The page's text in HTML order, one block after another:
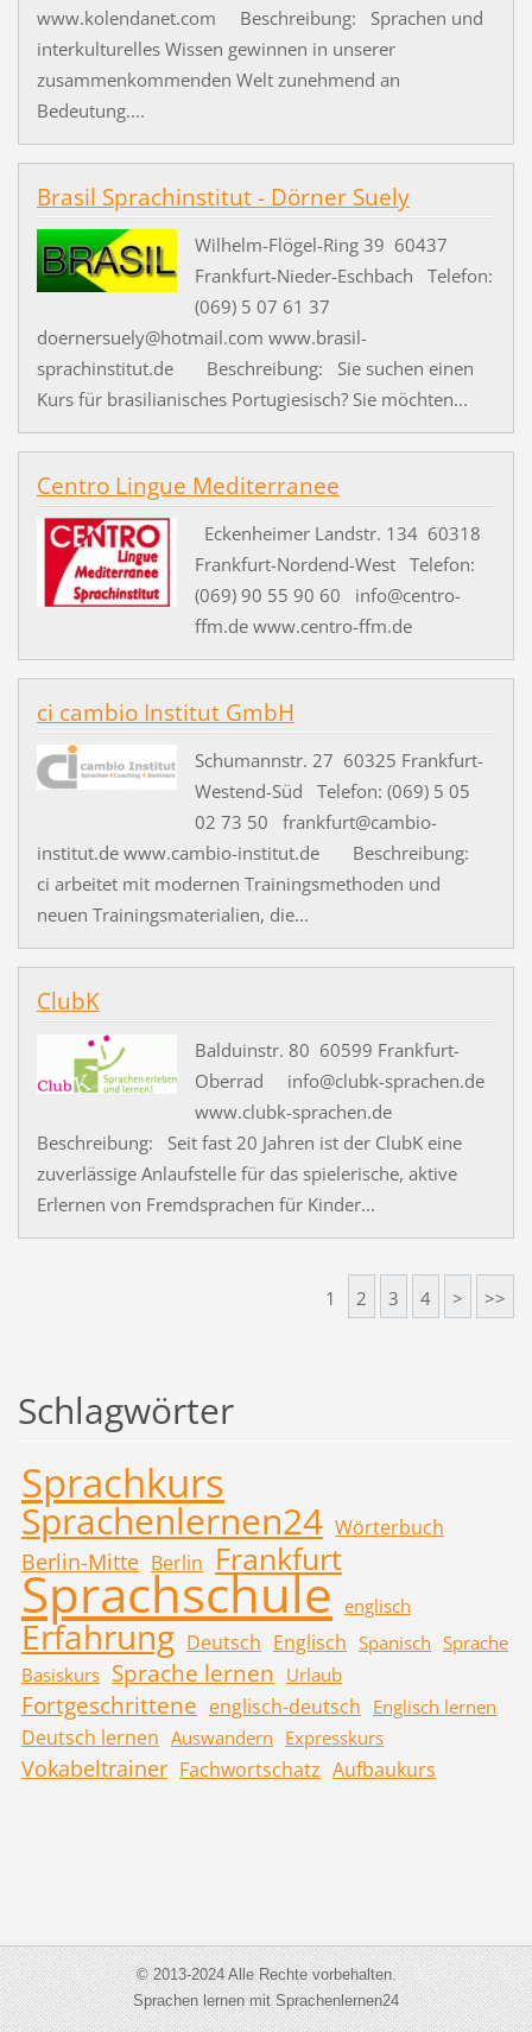
www.kolendanet.com Beschreibung: Sprachen und
interkulturelles Wissen gewinnen in unserer
zusammenkommenden Welt zunehmend an
Bedeutung....
Brasil Sprachinstitut - Dörner Suely
Wilhelm-Flögel-Ring 39 60437
Frankfurt-Nieder-Eschbach Telefon:
(069) 5 07 61 37
doernersuely@hotmail.com www.brasil-
sprachinstitut.de Beschreibung: Sie suchen einen
Kurs für brasilianisches Portugiesisch? Sie möchten...
Centro Lingue Mediterranee
Eckenheimer Landstr. 134 60318
Frankfurt-Nordend-West Telefon:
(069) 90 55 90 60 info@centro-
ffm.de www.centro-ffm.de
ci cambio Institut GmbH
Schumannstr. 27 60325 Frankfurt-
Westend-Süd Telefon: (069) 5 05
02 73 50 frankfurt@cambio-
institut.de www.cambio-institut.de Beschreibung:
ci arbeitet mit modernen Trainingsmethoden und
neuen Trainingsmaterialien, die...
ClubK
Balduinstr. 80 60599 Frankfurt-
Oberrad info@clubk-sprachen.de
www.clubk-sprachen.de
Beschreibung: Seit fast 20 Jahren ist der ClubK eine
zuverlässige Anlaufstelle für das spielerische, aktive
Erlernen von Fremdsprachen für Kinder...
1 2 3 4 > >>
Schlagwörter
Sprachkurs
Sprachenlernen24 Wörterbuch
Berlin-Mitte Berlin Frankfurt
Sprachschule englisch
Erfahrung Deutsch Englisch Spanisch Sprache
Basiskurs Sprache lernen Urlaub
Fortgeschrittene englisch-deutsch Englisch lernen
Deutsch lernen Auswandern Expresskurs
Vokabeltrainer Fachwortschatz Aufbaukurs
© 2013-2024 Alle Rechte vorbehalten.
Sprachen lernen mit Sprachenlernen24